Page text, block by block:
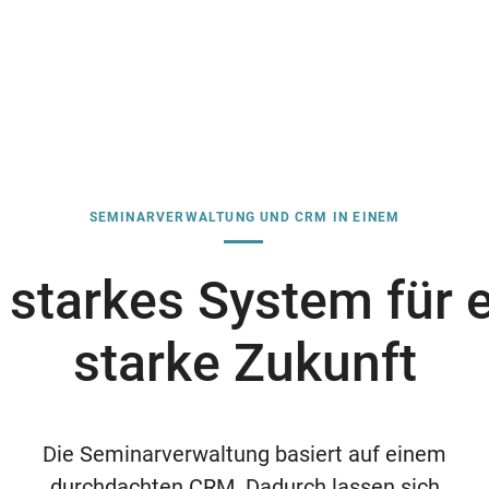
SEMINARVERWALTUNG UND CRM IN EINEM
starkes System für
starke Zukunft
Die Seminarverwaltung basiert auf einem